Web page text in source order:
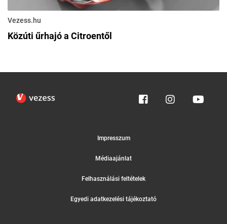
Vezess.hu
Közúti űrhajó a Citroentől
Impresszum
Médiaajánlat
Felhasználási feltételek
Egyedi adatkezelési tájékoztató